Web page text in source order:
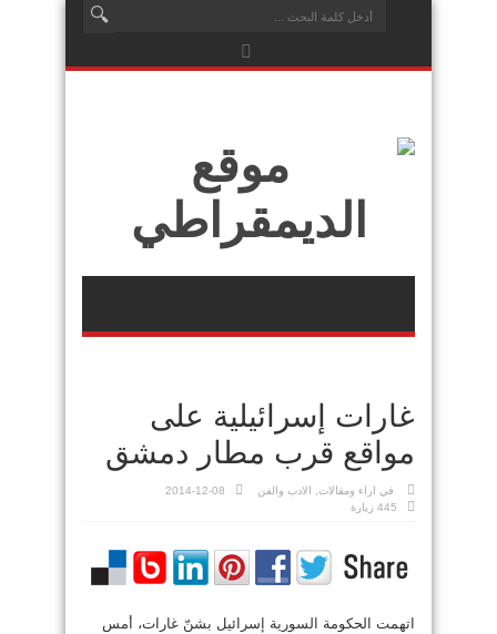
غارات إسرائيلية على
مواقع قرب مطار دمشق
في اراء ومقالات الادب والفن
2014-12-08
445 زيارة
اتهمت الحكومة السورية إسرائيل بشنّ غارات، أمس